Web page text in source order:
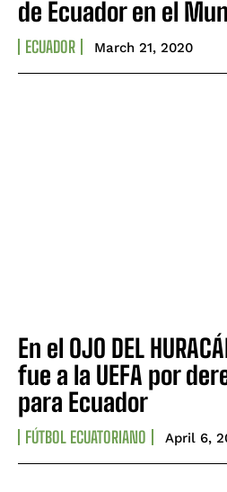
de Ecuador en el
ECUADOR March 21, 2020
En el OJO DEL
fue a la UEFA por
para Ecuador
FÚTBOL ECUATORIANO April 6,